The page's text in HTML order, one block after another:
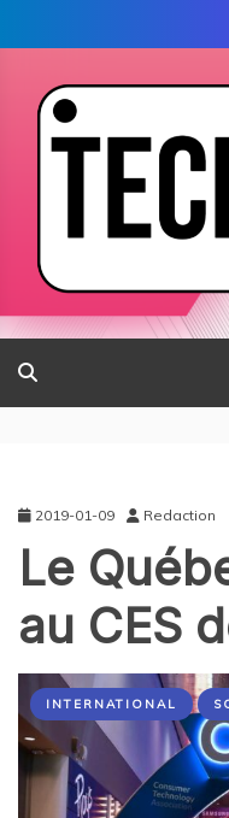
2019-01-09 Redaction
Le
au CES
INTERNATIONAL